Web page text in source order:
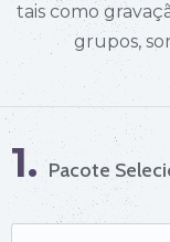
tais como
grupos,
1. Pacote